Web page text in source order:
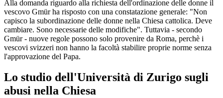
Alla domanda riguardo alla richiesta dell'ordinazione delle donne il
vescovo Gmür ha risposto con una constatazione generale: "Non
capisco la subordinazione delle donne nella Chiesa cattolica. Deve
cambiare. Sono necessarie delle modifiche". Tuttavia - secondo
Gmür - nuove regole possono solo provenire da Roma, perchè i
vescovi svizzeri non hanno la facoltà stabilire proprie norme senza
l'approvazione del Papa.
Lo studio dell'Università di Zurigo sugli
abusi nella Chiesa